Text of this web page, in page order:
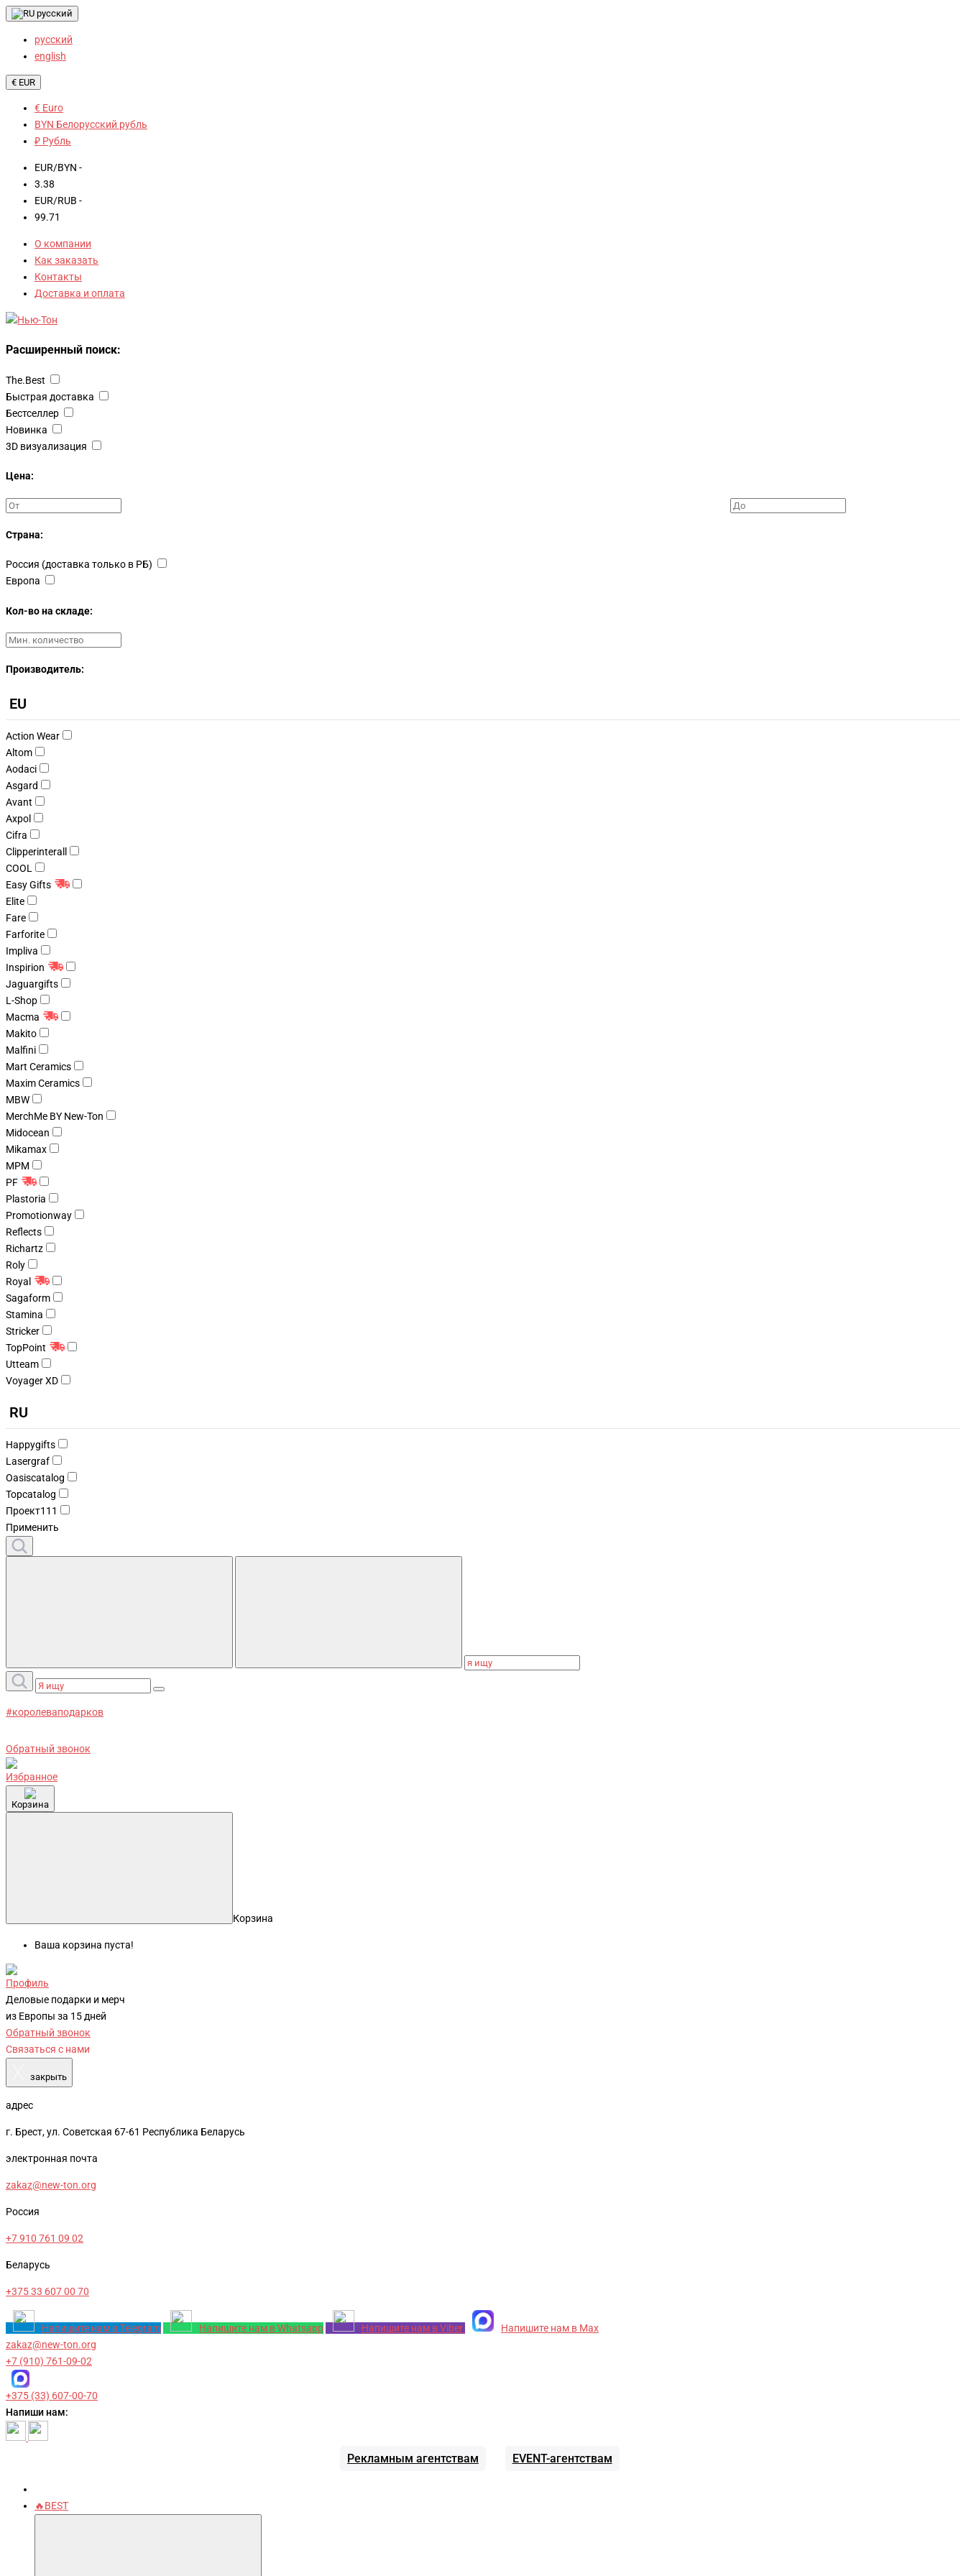
русский
русский
english
€ EUR
€ Euro
BYN Белорусский рубль
₽ Рубль
EUR/BYN -
3.38
EUR/RUB -
99.71
О компании
Как заказать
Контакты
Доставка и оплата
Расширенный поиск:
The.Best
Быстрая доставка
Бестселлер
Новинка
3D визуализация
Цена:
Страна:
Россия (доставка только в РБ)
Европа
Кол-во на складе:
Производитель:
EU
Action Wear
Altom
Aodaci
Asgard
Avant
Axpol
Cifra
Clipperinterall
COOL
Easy Gifts
Elite
Fare
Farforite
Impliva
Inspirion
Jaguargifts
L-Shop
Macma
Makito
Malfini
Mart Ceramics
Maxim Ceramics
MBW
MerchMe BY New-Ton
Midocean
Mikamax
MPM
PF
Plastoria
Promotionway
Reflects
Richartz
Roly
Royal
Sagaform
Stamina
Stricker
TopPoint
Utteam
Voyager XD
RU
Happygifts
Lasergraf
Oasiscatalog
Topcatalog
Проект111
Применить
#королеваподарков
Обратный звонок
Избранное
Корзина
Корзина
Ваша корзина пуста!
Профиль
Деловые подарки и мерч
из Европы за 15 дней
Обратный звонок
Связаться с нами
закрыть
адрес
г. Брест, ул. Советская 67-61 Республика Беларусь
электронная почта
zakaz@new-ton.org
Россия
+7 910 761 09 02
Беларусь
+375 33 607 00 70
Напишите нам в Telegram Напишите нам в Whatsapp Напишите нам в Viber
Напишите нам в Max
zakaz@new-ton.org
+7 (910) 761-09-02
+375 (33) 607-00-70
Напиши нам:
Рекламным агентствам EVENT-агентствам
🔥BEST